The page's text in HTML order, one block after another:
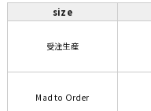
size
受注生産
Mad to Order